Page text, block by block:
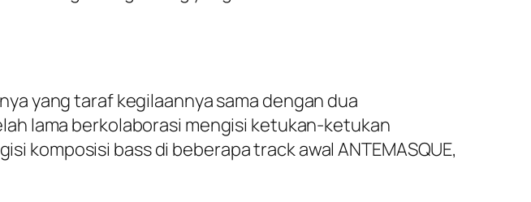
yang taraf kegilaannya sama dengan dua
lama berkolaborasi mengisi ketukan-ketukan
komposisi bass di beberapa track awal ANTEMASQUE,